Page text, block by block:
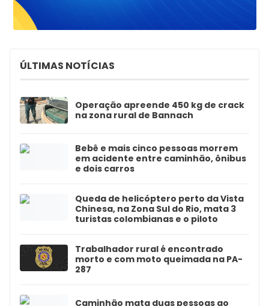
ÚLTIMAS NOTÍCIAS
Operação apreende 450 kg de crack
na zona rural de Bannach
Bebê e mais cinco pessoas morrem
em acidente entre caminhão, ônibus
e dois carros
Queda de helicóptero perto da Vista
Chinesa, na Zona Sul do Rio, mata 3
turistas colombianas e o piloto
Trabalhador rural é encontrado
morto e com moto queimada na PA-
287
Caminhão mata duas pessoas ao